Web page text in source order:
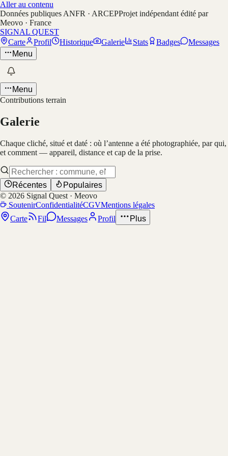
Aller au contenu
Données publiques ANFR · ARCEPProjet indépendant édité par
Meovo · France
SIGNAL QUEST
Carte
Profil Historique Galerie Stats Badges
Messages
Menu
Menu
Contributions terrain
Galerie
Chaque cliché, situé et daté : où l’antenne a été photographiée, par qui,
et comment — appareil, distance et cap de la prise.
Récentes
Populaires
© 2026 Signal Quest · Meovo
SoutenirConfidentialitéCGVMentions légales
Carte
Fil Messages Profil Plus